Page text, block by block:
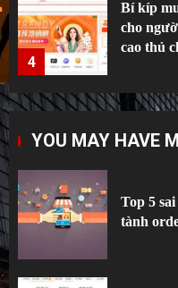
5
Hướng
Hàng
1
tành
2
YOU MAY HAVE
Top 5
tành